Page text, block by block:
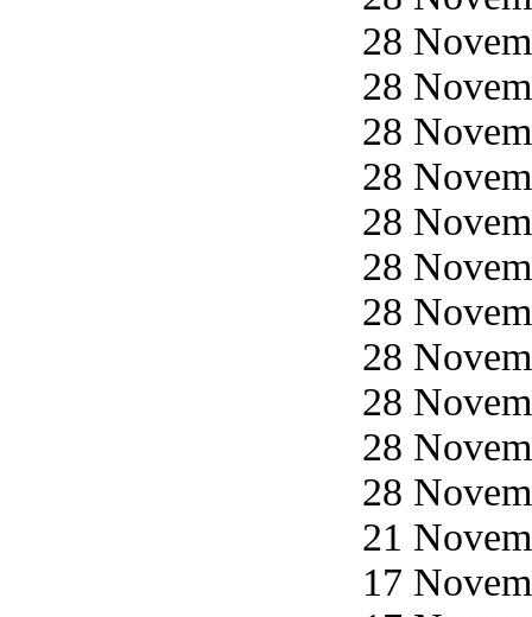
28
28
28
28
28
28
28
28
28
28
28
21
17